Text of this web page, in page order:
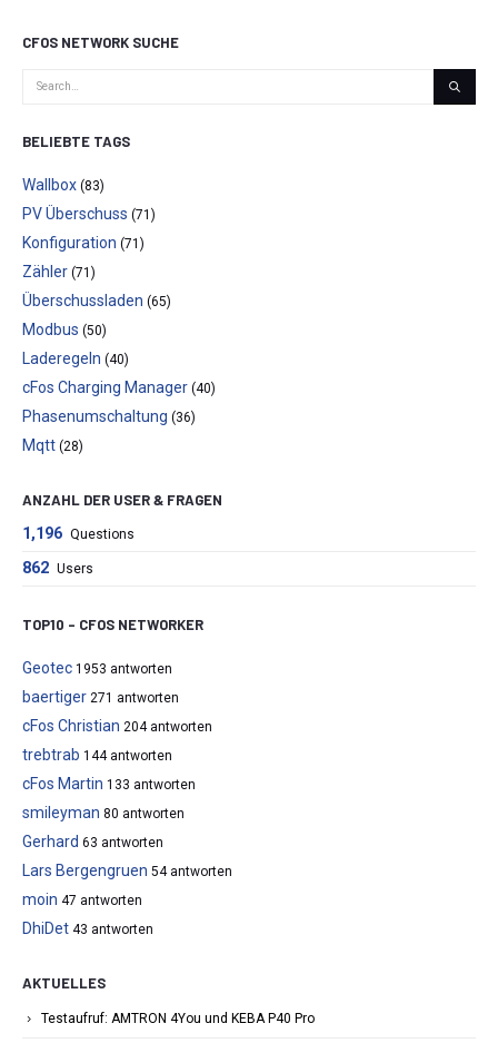
CFOS NETWORK SUCHE
BELIEBTE TAGS
Wallbox (83)
PV Überschuss (71)
Konfiguration (71)
Zähler (71)
Überschussladen (65)
Modbus (50)
Laderegeln (40)
cFos Charging Manager (40)
Phasenumschaltung (36)
Mqtt (28)
ANZAHL DER USER & FRAGEN
1,196 Questions
862 Users
TOP10 – CFOS NETWORKER
Geotec 1953 antworten
baertiger 271 antworten
cFos Christian 204 antworten
trebtrab 144 antworten
cFos Martin 133 antworten
smileyman 80 antworten
Gerhard 63 antworten
Lars Bergengruen 54 antworten
moin 47 antworten
DhiDet 43 antworten
AKTUELLES
Testaufruf: AMTRON 4You und KEBA P40 Pro